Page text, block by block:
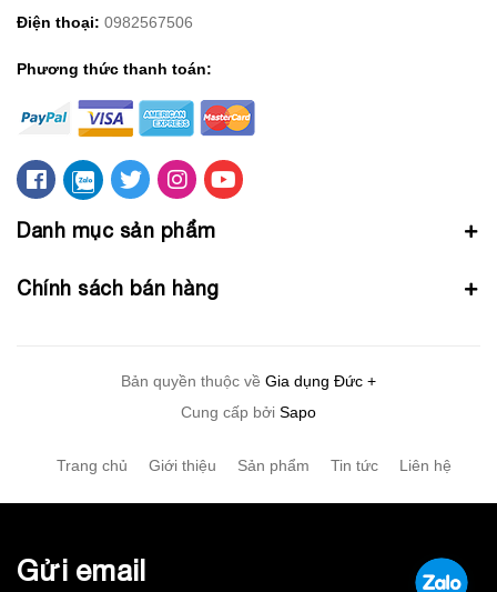
Điện thoại: 0982567506
Phương thức thanh toán:
Danh mục sản phẩm
Chính sách bán hàng
Bản quyền thuộc về Gia dụng Đức +
Cung cấp bởi Sapo
Trang chủ Giới thiệu Sản phẩm Tin tức Liên hệ
Gửi email